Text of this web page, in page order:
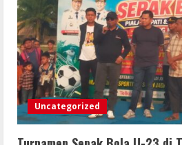
Uncategorized